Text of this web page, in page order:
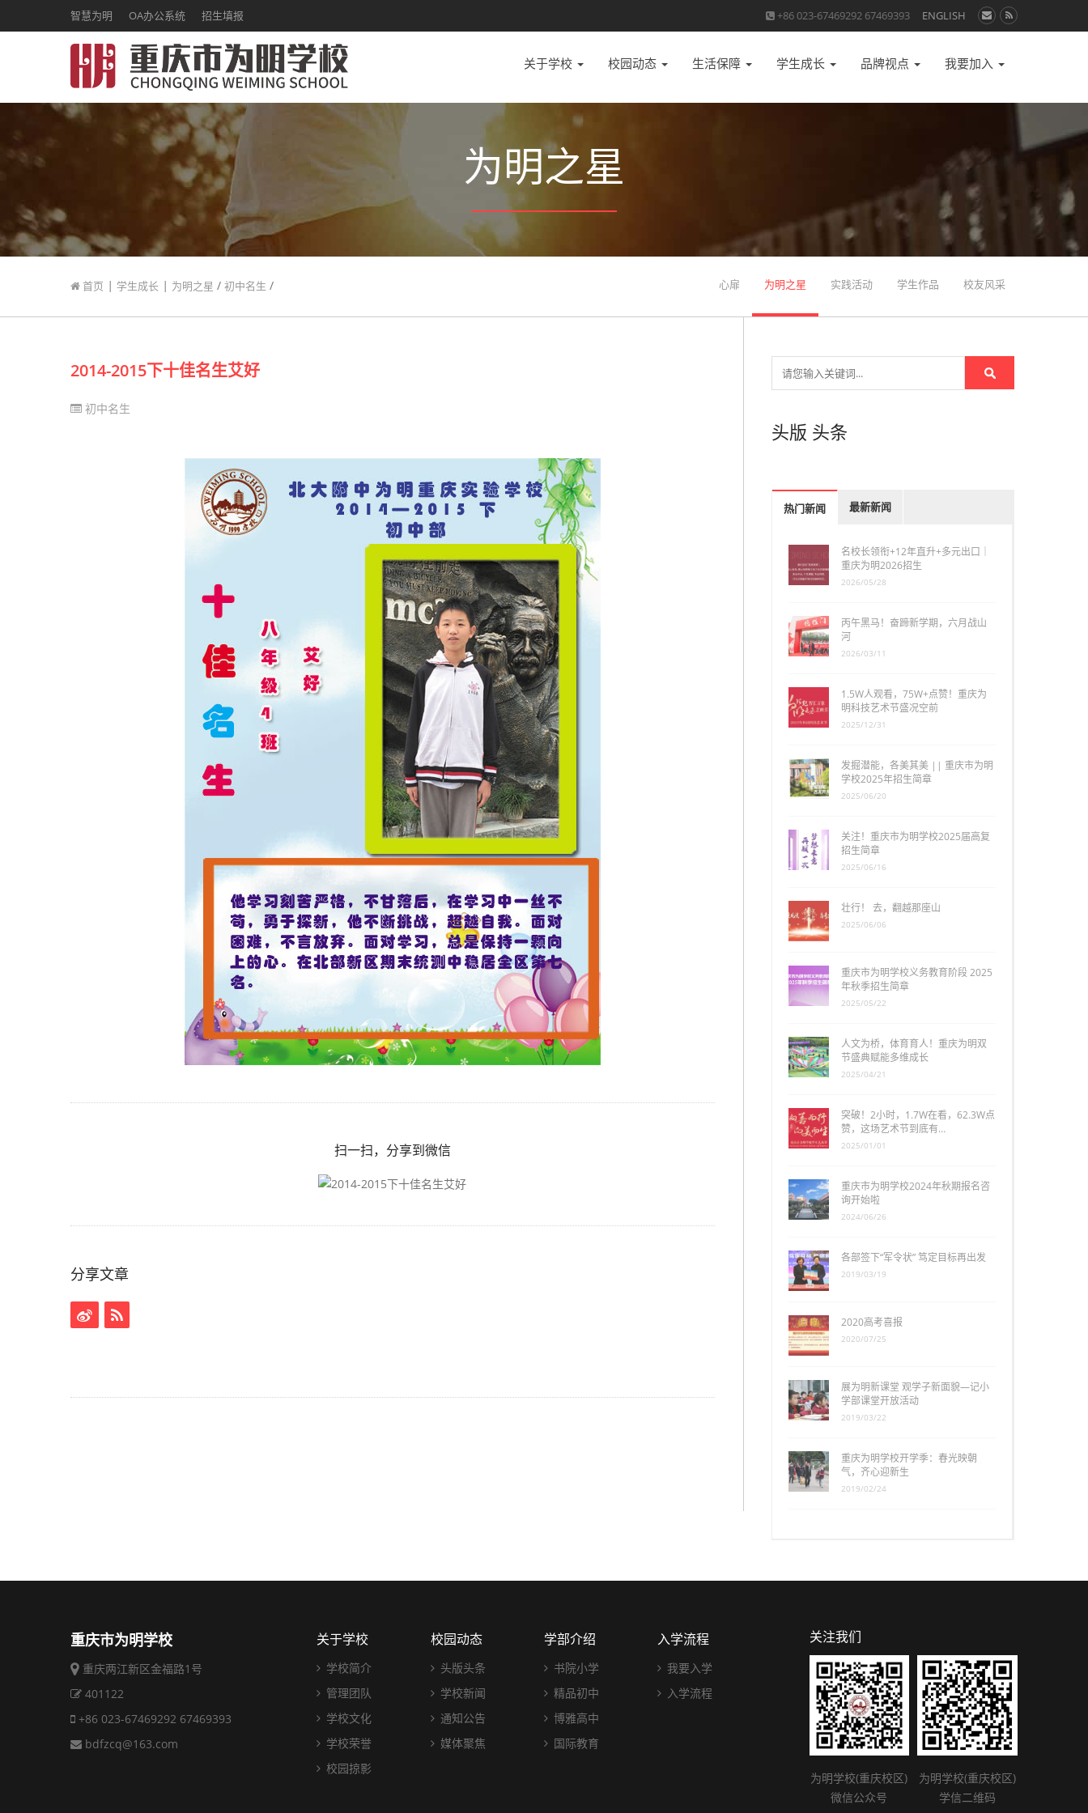
智慧为明 OA办公系统 招生填报 +86 023-67469292 67469393 ENGLISH
关于学校 校园动态 生活保障 学生成长 品牌视点 我要加入
为明之星
首页 | 学生成长 | 为明之星 / 初中名生 / 心扉 为明之星 实践活动 学生作品 校友风采
2014-2015下十佳名生艾好
初中名生
扫一扫，分享到微信
分享文章
头版 头条
热门新闻 最新新闻
名校长领衔+12年直升+多元出口｜
重庆为明2026招生
2026/05/28
丙午黑马！奋蹄新学期，六月战山
河
2026/03/11
1.5W人观看，75W+点赞！重庆为
明科技艺术节盛况空前
2025/12/31
发掘潜能，各美其美 || 重庆市为明
学校2025年招生简章
2025/06/20
关注！重庆市为明学校2025届高复
招生简章
2025/06/16
壮行！ 去，翻越那座山
2025/06/06
重庆市为明学校义务教育阶段 2025
年秋季招生简章
2025/05/22
人文为桥，体育育人！重庆为明双
节盛典赋能多维成长
2025/04/21
突破！2小时，1.7W在看，62.3W点
赞，这场艺术节到底有…
2025/01/01
重庆市为明学校2024年秋期报名咨
询开始啦
2024/06/26
各部签下“军令状” 笃定目标再出发
2019/03/19
2020高考喜报
2020/07/25
展为明新课堂 观学子新面貌—记小
学部课堂开放活动
2019/03/22
重庆为明学校开学季：春光映朝
气，齐心迎新生
2019/02/24
重庆市为明学校
重庆两江新区金福路1号
401122
+86 023-67469292 67469393
bdfzcq@163.com
关于学校
学校简介
管理团队
学校文化
学校荣誉
校园掠影
校园动态
头版头条
学校新闻
通知公告
媒体聚焦
学部介绍
书院小学
精品初中
博雅高中
国际教育
入学流程
我要入学
入学流程
关注我们
为明学校(重庆校区)
微信公众号
为明学校(重庆校区)
学信二维码